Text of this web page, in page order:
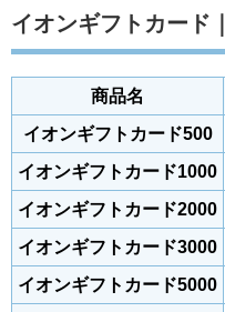
イオンギフトカード
商品名
イオンギフトカード500
イオンギフトカード1000
イオンギフトカード2000
イオンギフトカード3000
イオンギフトカード5000